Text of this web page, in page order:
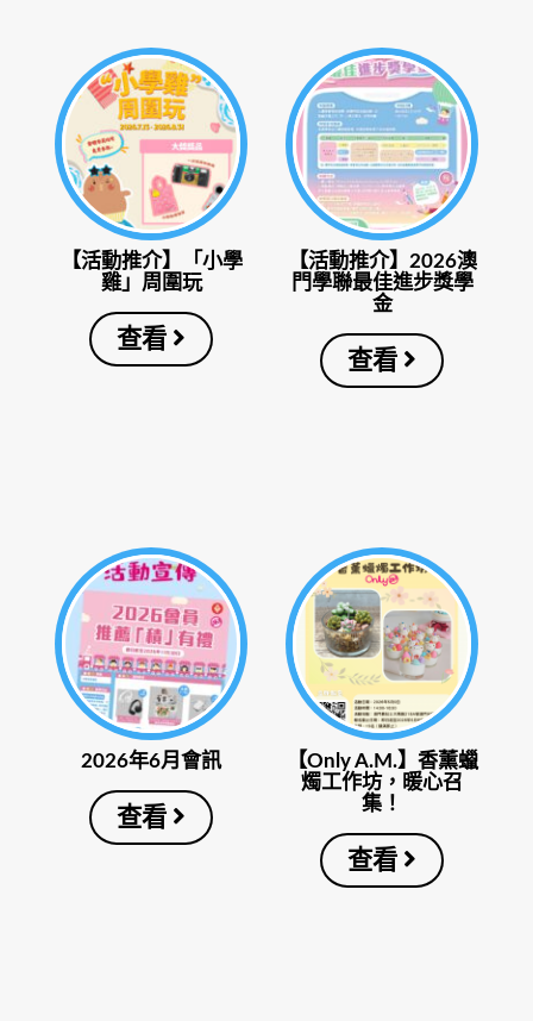
【活動推介】「小學
雞」周圍玩
查看
【活動推介】2026澳
門學聯最佳進步獎學
金
查看
2026年6月會訊
查看
【Only A.M.】香薰蠟
燭工作坊，暖心召
集！
查看